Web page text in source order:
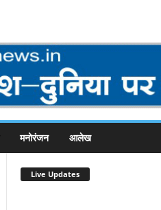
मनोरंजन आलेख
Live Updates